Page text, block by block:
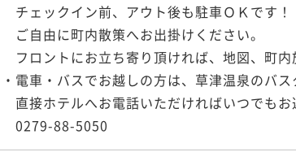
チェックイン前、アウト後も駐車ＯＫです！
ご自由に町内散策へお出掛けください。
フロントにお立ち寄り頂ければ、地図、町内
・電車・バスでお越しの方は、草津温泉のバ
直接ホテルへお電話いただければいつでもお